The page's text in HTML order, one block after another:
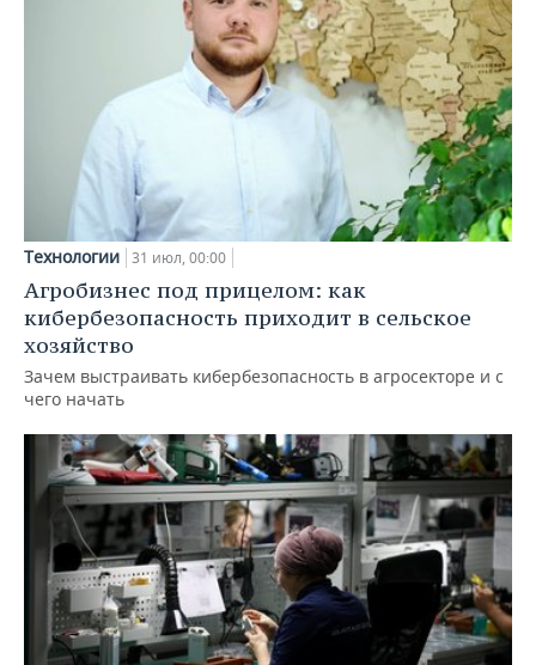
Технологии 31 июл, 00:00
Агробизнес под прицелом: как
кибербезопасность приходит в сельское
хозяйство
Зачем выстраивать кибербезопасность в агросекторе и с
чего начать